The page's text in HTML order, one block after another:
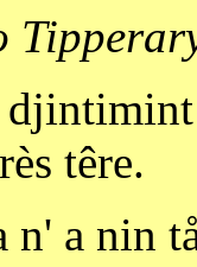
têre.
n' a nin